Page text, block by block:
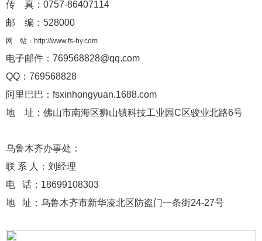
传 真：0757-86407114
邮 编：528000
网 站：http://www.fs-hy.com
电子邮件：769568828@qq.com
QQ：769568828
阿里巴巴：fsxinhongyuan.1688.com
地 址：佛山市南海区狮山镇科技工业园C区骏业北路6号
乌鲁木齐办事处：
联 系 人：刘经理
电 话：18699108303
地 址：乌鲁木齐市新华凌北区防盗门一条街24-27号